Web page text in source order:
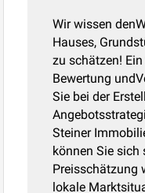
Wir wissen
Hauses,
zu schätzen!
Bewertung
Sie bei der
Steiner
können Sie sich
Preisschätzung
lokale